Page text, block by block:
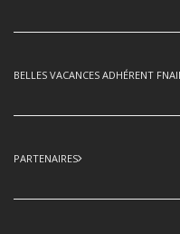
BELLES VACANCES ADHÉRENT
PARTENAIRES